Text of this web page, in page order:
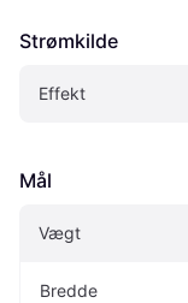
Strømkilde
Effekt
Mål
Vægt
Bredde